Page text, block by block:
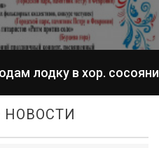
лодку в хор.